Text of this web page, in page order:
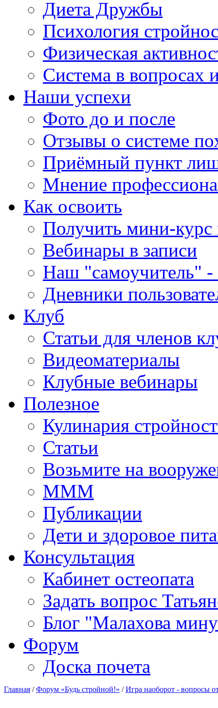
Диета Дружбы
Психология
Физическая
Система в вопросах
Наши успехи
Фото до и после
Отзывы о системе
Приёмный пункт
Мнение
Как освоить
Получить мини-
Вебинары в записи
Наш "самоучитель" -
Дневники
Клуб
Статьи для членов
Видеоматериалы
Клубные вебинары
Полезное
Кулинария
Статьи
Возьмите на
МММ
Публикации
Дети и здоровое
Консультация
Кабинет остеопата
Задать вопрос
Блог "Малахова
Форум
Доска почета
Главная /Форум «Будь стройной!» /Игра наоборот - вопросы